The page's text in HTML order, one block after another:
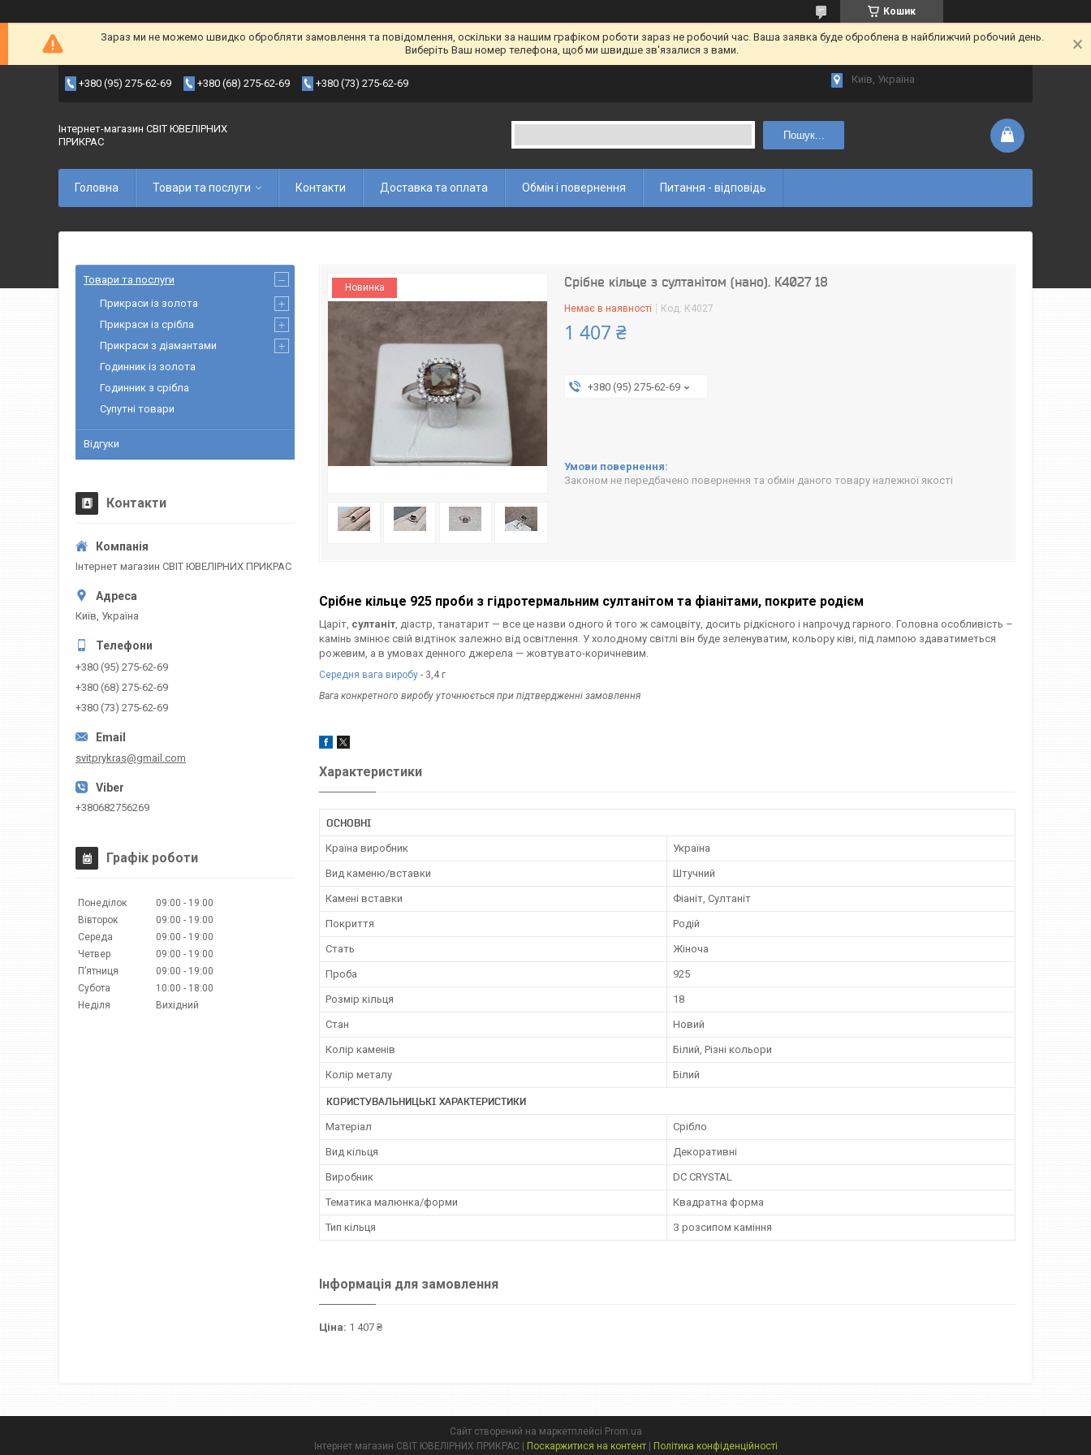
Кошик
Зараз ми не можемо швидко обробляти замовлення та повідомлення, оскільки за нашим графіком роботи зараз не робочий час. Ваша заявка буде оброблена в найближчий робочий день.
Виберіть Ваш номер телефона, щоб ми швидше зв'язалися з вами.
+380 (95) 275-62-69 +380 (68) 275-62-69 +380 (73) 275-62-69 Київ, Україна
Інтернет-магазин СВІТ ЮВЕЛІРНИХ
ПРИКРАС
Пошук...
Головна Товари та послуги Контакти Доставка та оплата Обмін і повернення Питання - відповідь
Новинка Срібне кільце з султанітом (нано). К4027 18
Немає в наявності Код: К4027
1 407 ₴
+380 (95) 275-62-69
Законом не передбачено повернення та обмін даного товару належної якості
Срібне кільце 925 проби з гідротермальним султанітом та фіанітами, покрите родієм
Царіт, султаніт, діастр, танатарит — все це назви одного й того ж самоцвіту, досить рідкісного і напрочуд гарного. Головна особливість –
камінь змінює свій відтінок залежно від освітлення. У холодному світлі він буде зеленуватим, кольору ківі, під лампою здаватиметься
рожевим, а в умовах денного джерела — жовтувато-коричневим.
Середня вага виробу - 3,4 г
Вага конкретного виробу уточнюється при підтвердженні замовлення
Характеристики
ОСНОВНІ
Країна виробник Україна
Вид каменю/вставки Штучний
Камені вставки Фіаніт, Султаніт
Покриття Родій
Стать Жіноча
Проба 925
Розмір кільця 18
Стан Новий
Колір каменів Білий, Різні кольори
Колір металу Білий
КОРИСТУВАЛЬНИЦЬКІ ХАРАКТЕРИСТИКИ
Матеріал Срібло
Вид кільця Декоративні
Виробник DC CRYSTAL
Тематика малюнка/форми Квадратна форма
Тип кільця З розсипом каміння
Інформація для замовлення
Ціна: 1 407 ₴
Товари та послуги
Прикраси із золота
Прикраси із срібла
Прикраси з діамантами
Годинник із золота
Годинник з срібла
Супутні товари
Відгуки
Контакти
Інтернет магазин СВІТ ЮВЕЛІРНИХ ПРИКРАС
Київ, Україна
+380 (95) 275-62-69
+380 (68) 275-62-69
+380 (73) 275-62-69
svitprykras@gmail.com
+380682756269
Графік роботи
Понеділок 09:00
19:00
Вівторок
09:00
19:00
Середа
09:00
19:00
Четвер
09:00
19:00
Пʼятниця
09:00
19:00
Субота
10:00
18:00
Неділя
Вихідний
Сайт створений на маркетплейсі Prom.ua
Поскаржитися на контент Політика конфіденційності